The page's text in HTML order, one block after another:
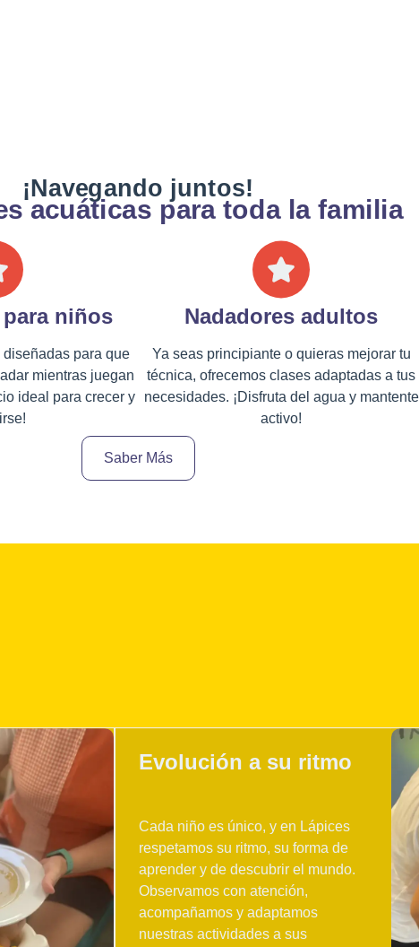
¡Navegando juntos!
acuáticas para toda la familia
niños
para que
mientras juegan
ideal para crecer y
Nadadores adultos
Ya seas principiante o quieras mejorar tu
técnica, ofrecemos clases adaptadas a tus
necesidades. ¡Disfruta del agua y mantente
activo!
Saber Más
Evolución a su ritmo
Cada niño es único, y en Lápices
respetamos su ritmo, su forma de
aprender y de descubrir el mundo.
Observamos con atención,
acompañamos y adaptamos
nuestras actividades a sus